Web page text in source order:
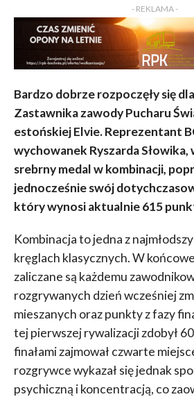
- REKLAMA -
Bardzo dobrze rozpoczęły się
Zastawnika zawody Pucharu
estońskiej Elvie. Reprezentant
wychowanek Ryszarda Słowika,
srebrny medal w kombinacji,
jednocześnie swój
który wynosi aktualnie 615
Kombinacja to jedna z
kręglach klasycznych. W
zaliczane są każdemu
rozgrywanych dzień wcześniej
mieszanych oraz punkty z fazy
tej pierwszej rywalizacji zdobył
finałami zajmował czwarte
rozgrywce wykazał się jednak
psychiczną i koncentracją, co